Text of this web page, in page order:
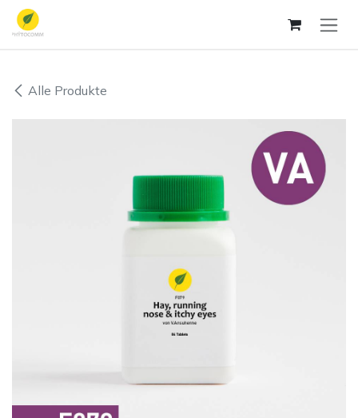
Zum Inhalt springen
Alle Produkte